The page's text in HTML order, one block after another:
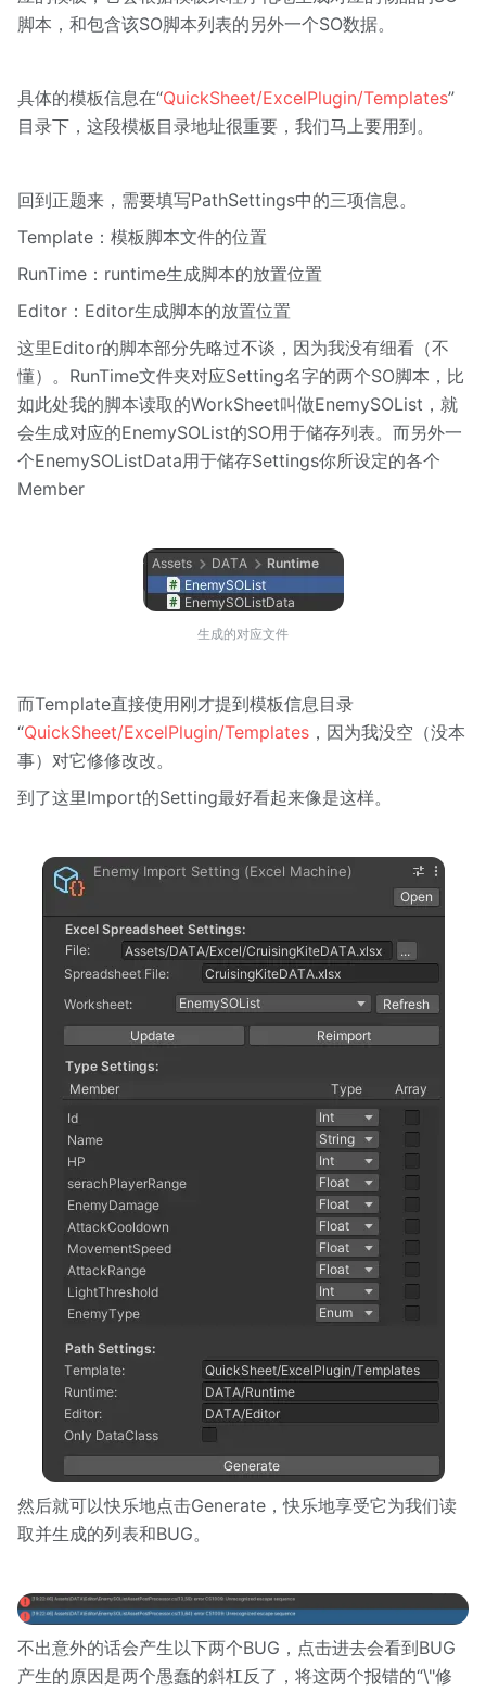
脚本，和包含该SO脚本列表的另外一个SO数据。
具体的模板信息在“QuickSheet/ExcelPlugin/Templates”
目录下，这段模板目录地址很重要，我们马上要用到。
回到正题来，需要填写PathSettings中的三项信息。
Template：模板脚本文件的位置
RunTime：runtime生成脚本的放置位置
Editor：Editor生成脚本的放置位置
这里Editor的脚本部分先略过不谈，因为我没有细看（不
懂）。RunTime文件夹对应Setting名字的两个SO脚本，比
如此处我的脚本读取的WorkSheet叫做EnemySOList，就
会生成对应的EnemySOList的SO用于储存列表。而另外一
个EnemySOListData用于储存Settings你所设定的各个
Member
生成的对应文件
而Template直接使用刚才提到模板信息目录
“QuickSheet/ExcelPlugin/Templates ，因为我没空（没本
事）对它修修改改。
到了这里Import的Setting最好看起来像是这样。
然后就可以快乐地点击Generate，快乐地享受它为我们读
取并生成的列表和BUG。
不出意外的话会产生以下两个BUG，点击进去会看到BUG
产生的原因是两个愚蠢的斜杠反了，将这两个报错的“\"修